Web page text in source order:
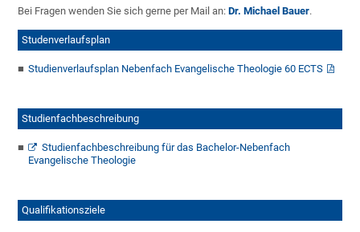
Bei Fragen wenden Sie sich gerne per Mail an:Dr. Michael Bauer.
Studenverlaufsplan
Studienverlaufsplan Nebenfach Evangelische Theologie 60 ECTS
Studienfachbeschreibung
Studienfachbeschreibung für das Bachelor-Nebenfach
Evangelische Theologie
Qualifikationsziele